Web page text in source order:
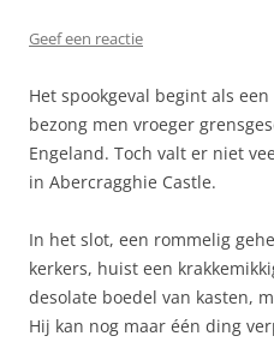
Geef een reactie
Het spookgeval begint als
bezong men vroeger
Engeland. Toch valt er niet
in Abercragghie Castle.
In het slot, een rommelig
kerkers, huist een
desolate boedel van kasten,
Hij kan nog maar één ding